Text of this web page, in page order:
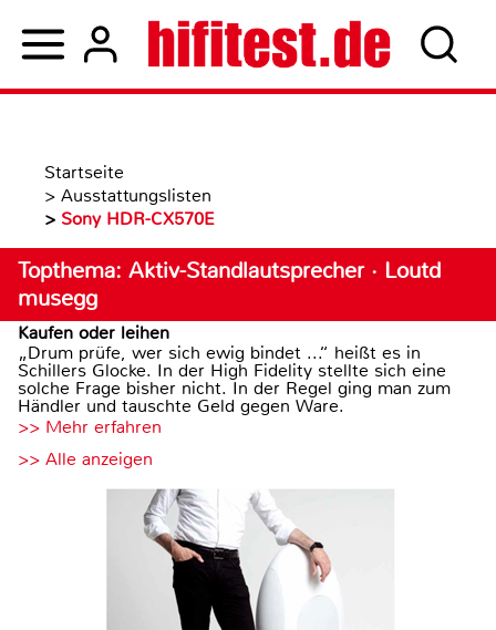
Startseite
> Ausstattungslisten
> Sony HDR-CX570E
Topthema: Aktiv-Standlautsprecher · Loutd
musegg
Kaufen oder leihen
„Drum prüfe, wer sich ewig bindet ...“ heißt es in
Schillers Glocke. In der High Fidelity stellte sich eine
solche Frage bisher nicht. In der Regel ging man zum
Händler und tauschte Geld gegen Ware.
>> Mehr erfahren
>> Alle anzeigen